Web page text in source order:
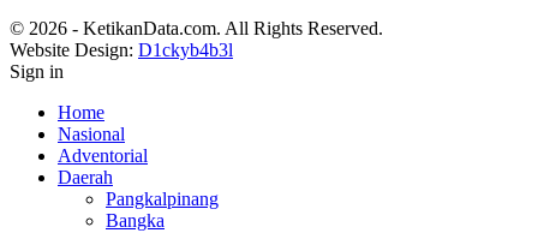
© 2026 - KetikanData.com. All Rights Reserved.
Website Design: D1ckyb4b3l
Sign in
Home
Nasional
Adventorial
Daerah
Pangkalpinang
Bangka